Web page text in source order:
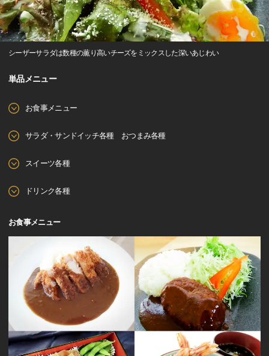
シーザーサラダは数種の薫り高いチーズをミックスした深いあじわい
単品メニュー
お食事メニュー
サラダ・サンドイッチ各種 おつまみ各種
スイーツ各種
ドリンク各種
お食事メニュー